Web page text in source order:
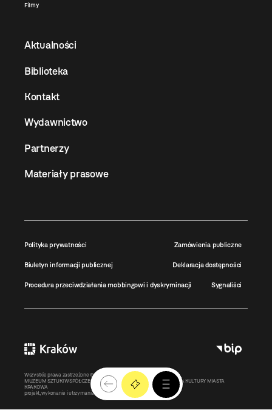
Filmy
Aktualności
Biblioteka
Kontakt
Wydawnictwo
Partnerzy
Materiały prasowe
Polityka prywatności Zamówienia publiczne
Biuletyn informacji publicznej Deklaracja dostępności
Procedura przeciwdziałania mobbingowi i dyskryminacji Sygnaliści
Wszystkie prawa zastrzeżone ©MOCAK
2011-2026
MUZEUM SZTUKI WSPÓŁCZESNEJ W KRAKOWIE MOCAK – INSTYTUCJA KULTURY MIASTA
KRAKOWA
projekt, wykonanie i utrzymanie:
Bonjour.pl